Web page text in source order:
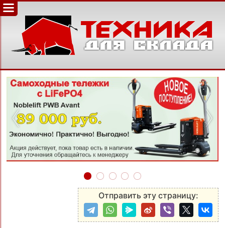
‹ ›
Отправить эту страницу: